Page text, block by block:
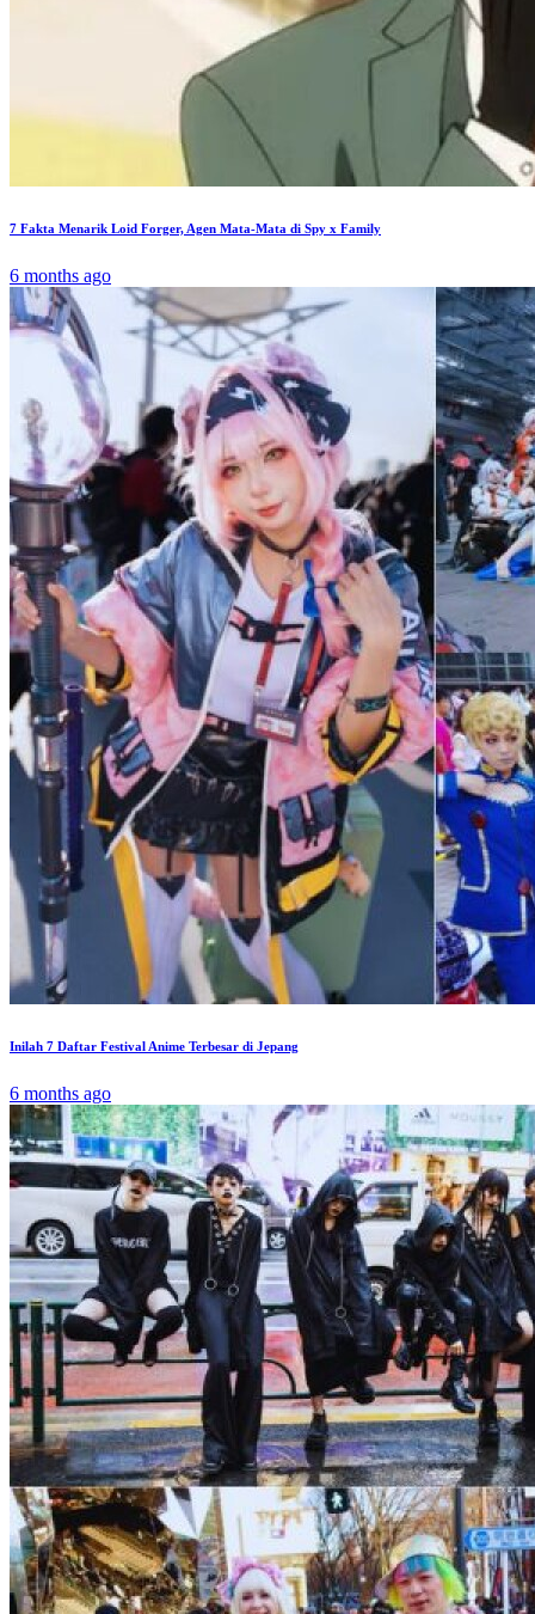
7 Fakta Menarik Loid Forger, Agen Mata-Mata di Spy x Family
6 months ago
Inilah 7 Daftar Festival Anime Terbesar di Jepang
6 months ago